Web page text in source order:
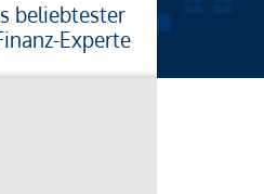
beliebtester
Experte